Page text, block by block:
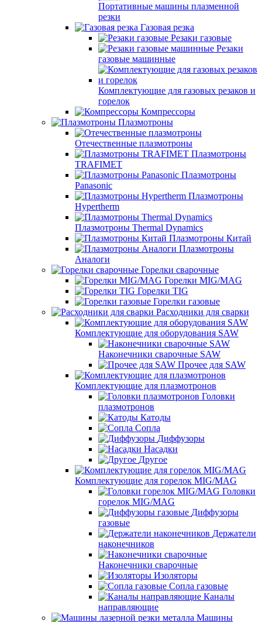
Портативные машины плазменной
резки
Газовая резка
Резаки газовые
Резаки
газовые машинные
Комплектующие для газовых резаков и
горелок
Компрессоры
Плазмотроны
Отечественные плазмотроны
Плазмотроны
TRAFIMET
Плазмотроны
Panasonic
Плазмотроны
Hypertherm
Плазмотроны Thermal Dynamics
Плазмотроны Китай
Плазмотроны
Аналоги
Горелки сварочные
Горелки MIG/MAG
Горелки TIG
Горелки газовые
Расходники для сварки
Комплектующие для оборудования SAW
Наконечники сварочные SAW
Прочее для SAW
Комплектующие для плазмотронов
Головки
плазмотронов
Катоды
Сопла
Диффузоры
Насадки
Другое
Комплектующие для горелок MIG/MAG
Головки
горелок MIG/MAG
Диффузоры
газовые
Держатели
наконечников
Наконечники сварочные
Изоляторы
Сопла газовые
Каналы
направляющие
Машины